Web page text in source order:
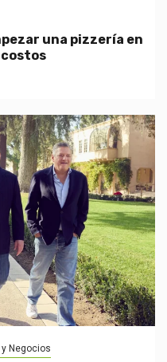
una pizzería en
costos
Negocios